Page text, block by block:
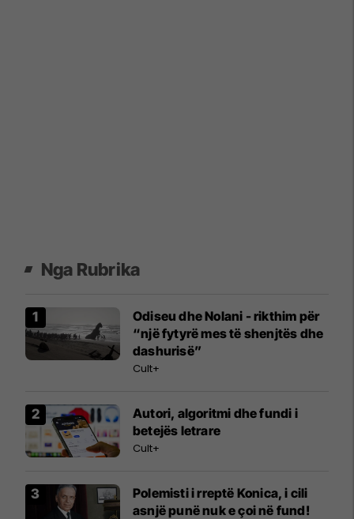
Nga Rubrika
Odiseu dhe Nolani - rikthim për
“një fytyrë mes të shenjtës dhe
dashurisë”
Cult+
Autori, algoritmi dhe fundi i
betejës letrare
Cult+
Polemisti i rreptë Konica, i cili
asnjë punë nuk e çoi në fund!